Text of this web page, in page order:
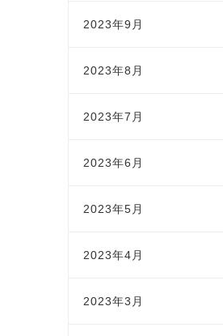
2023年9月
2023年8月
2023年7月
2023年6月
2023年5月
2023年4月
2023年3月